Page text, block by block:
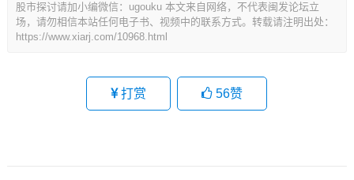
股市探讨请加小编微信：ugouku 本文来自网络，不代表闽发论坛立
场，请勿相信本站任何电子书、视频中的联系方式。转载请注明出处：
https://www.xiarj.com/10968.html
打赏 56赞